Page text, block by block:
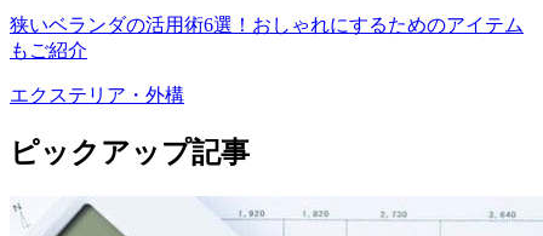
狭いベランダの活用術6選！おしゃれにするためのアイテム
もご紹介
エクステリア・外構
ピックアップ記事